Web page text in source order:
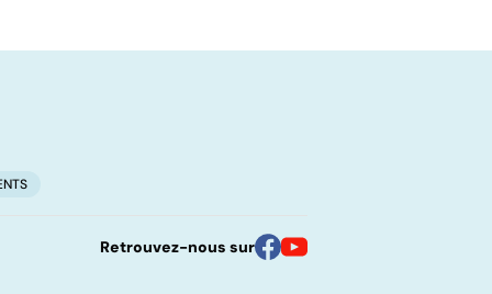
Retrouvez-nous sur